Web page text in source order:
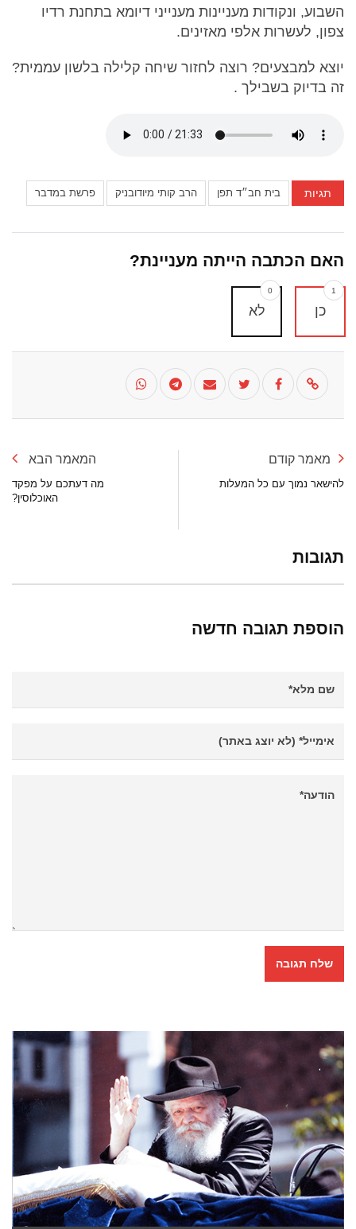
השבוע, ונקודות מעניינות מענייני דיומא בתחנת רדיו
צפון, לעשרות אלפי מאזינים.
יוצא למבצעים? רוצה לחזור שיחה קלילה בלשון עממית?
זה בדיוק בשבילך .
תגיות בית חב״ד תפן הרב קותי מיודובניק פרשת במדבר
האם הכתבה הייתה מעניינת?
כן
1
לא
0
מאמר קודם
להישאר נמוך עם כל המעלות
המאמר הבא
מה דעתכם על מפקד
האוכלוסין?
תגובות
הוספת תגובה חדשה